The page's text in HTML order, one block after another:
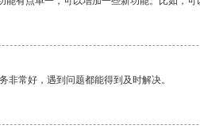
非常好，遇到问题都能得到及时解决。